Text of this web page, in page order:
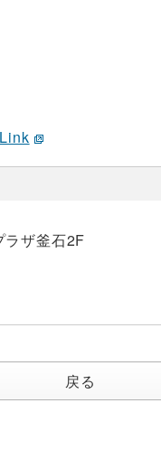
ザ釜石2F
戻る